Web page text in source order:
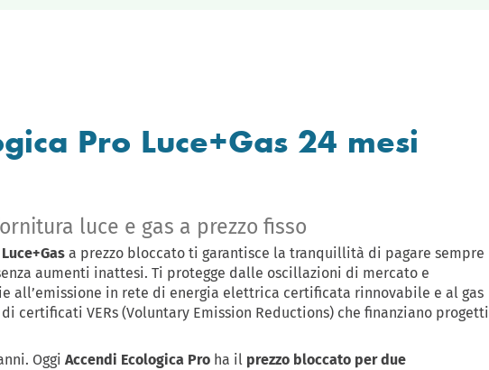
Pro Luce+Gas 24 mesi
luce e gas a prezzo fisso
a prezzo bloccato ti garantisce la tranquillità di pagare sempre
aumenti inattesi. Ti protegge dalle oscillazioni di mercato e
all’emissione in rete di energia elettrica certificata rinnovabile e al gas
certificati VERs (Voluntary Emission Reductions) che finanziano progetti
Oggi Accendi Ecologica Pro ha il prezzo bloccato per due